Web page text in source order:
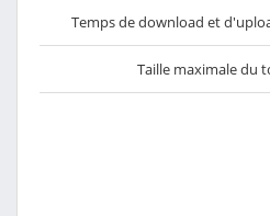
Temps de download et
Taille maximale du